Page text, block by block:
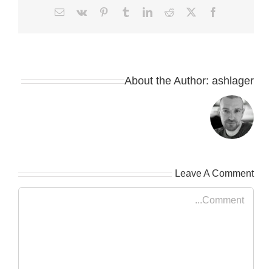
Facebook
X
Reddit
LinkedIn
Tumblr
Pinterest
Vk
Email
About the Author: ashlager
Leave A Comment